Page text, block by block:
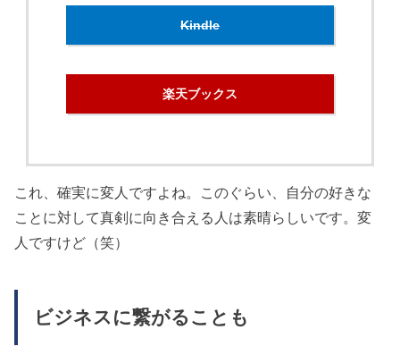
Kindle
楽天ブックス
これ、確実に変人ですよね。このぐらい、自分の好きな
ことに対して真剣に向き合える人は素晴らしいです。変
人ですけど（笑）
ビジネスに繋がることも